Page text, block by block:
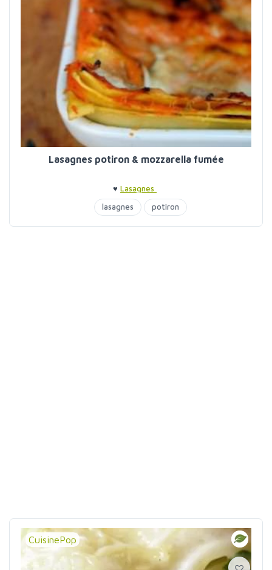
Lasagnes potiron & mozzarella fumée
♥ Lasagnes
lasagnes
potiron
CuisinePop